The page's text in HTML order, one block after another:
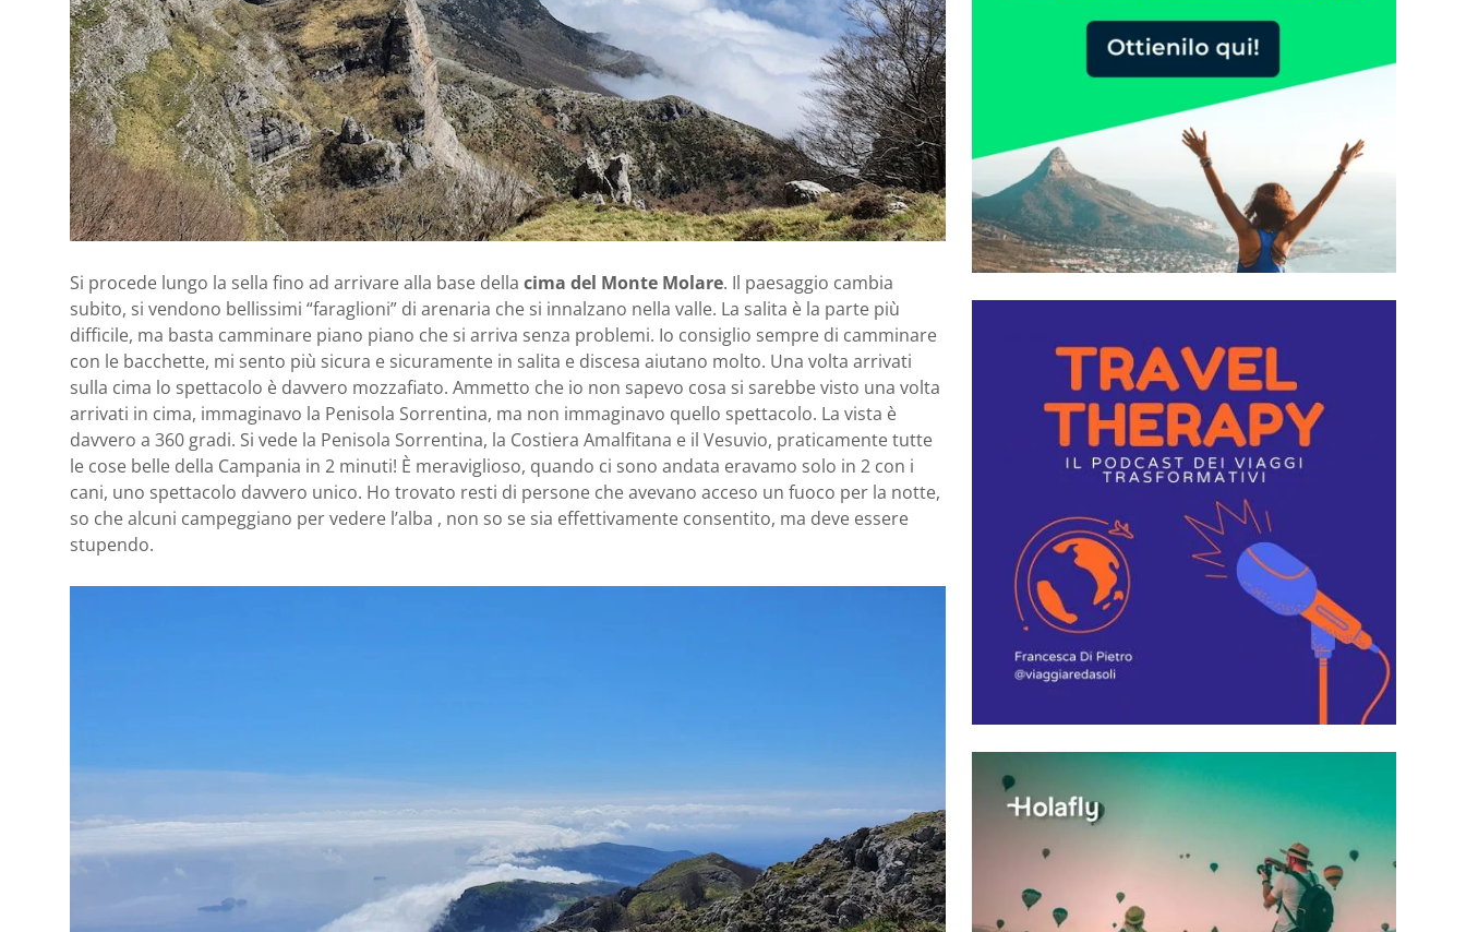
Si procede lungo la sella fino ad arrivare alla base della cima del Monte Molare. Il paesaggio cambia
subito, si vendono bellissimi “faraglioni” di arenaria che si innalzano nella valle. La salita è la parte più
difficile, ma basta camminare piano piano che si arriva senza problemi. Io consiglio sempre di camminare
con le bacchette, mi sento più sicura e sicuramente in salita e discesa aiutano molto. Una volta arrivati
sulla cima lo spettacolo è davvero mozzafiato. Ammetto che io non sapevo cosa si sarebbe visto una volta
arrivati in cima, immaginavo la Penisola Sorrentina, ma non immaginavo quello spettacolo. La vista è
davvero a 360 gradi. Si vede la Penisola Sorrentina, la Costiera Amalfitana e il Vesuvio, praticamente tutte
le cose belle della Campania in 2 minuti! È meraviglioso, quando ci sono andata eravamo solo in 2 con i
cani, uno spettacolo davvero unico. Ho trovato resti di persone che avevano acceso un fuoco per la notte,
so che alcuni campeggiano per vedere l’alba , non so se sia effettivamente consentito, ma deve essere
stupendo.